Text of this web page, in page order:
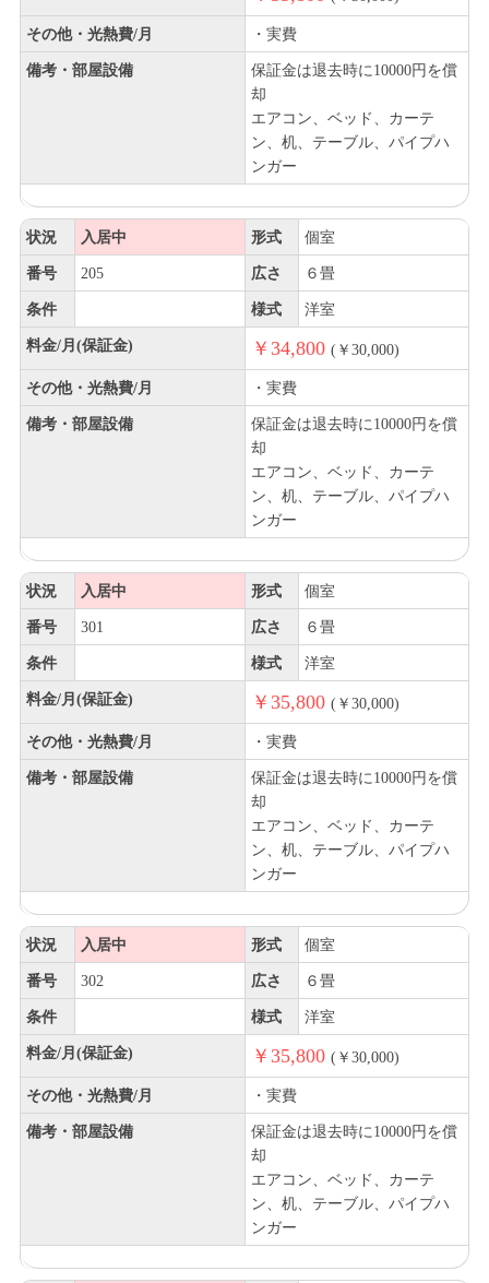
その他・光熱費/月 ・実費
備考・部屋設備
保証金は退去時に10000円を償
却
エアコン、ベッド、カーテ
ン、机、テーブル、パイプハ
ンガー
状況 入居中 形式 個室
番号 205 広さ ６畳
条件 様式 洋室
料金/月(保証金) ￥34,800 (￥30,000)
その他・光熱費/月 ・実費
備考・部屋設備
保証金は退去時に10000円を償
却
エアコン、ベッド、カーテ
ン、机、テーブル、パイプハ
ンガー
状況 入居中 形式 個室
番号 301 広さ ６畳
条件 様式 洋室
料金/月(保証金) ￥35,800 (￥30,000)
その他・光熱費/月 ・実費
備考・部屋設備
保証金は退去時に10000円を償
却
エアコン、ベッド、カーテ
ン、机、テーブル、パイプハ
ンガー
状況 入居中 形式 個室
番号 302 広さ ６畳
条件 様式 洋室
料金/月(保証金) ￥35,800 (￥30,000)
その他・光熱費/月 ・実費
備考・部屋設備
保証金は退去時に10000円を償
却
エアコン、ベッド、カーテ
ン、机、テーブル、パイプハ
ンガー